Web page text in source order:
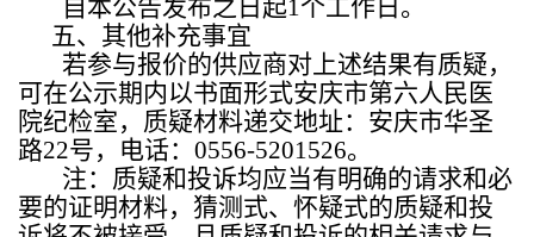
自本公告发布之日起1 个工作日。
五、其他补充事宜
若参与报价的供应商对上述结果有质疑，
可在公示期内以书面形式安庆市第六人民医
院纪检室，质疑材料递交地址：安庆市华圣
路22号，电话： 0556-5201526。
注：质疑和投诉均应当有明确的请求和必
要的证明材料，猜测式、怀疑式的质疑和投